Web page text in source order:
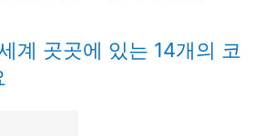
계 곳곳에 있는 14개의 코